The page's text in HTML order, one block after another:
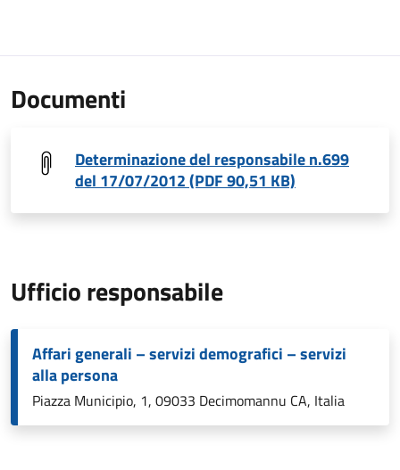
Documenti
Determinazione del responsabile n.699
del 17/07/2012 (PDF 90,51 KB)
Ufficio responsabile
Affari generali – servizi demografici – servizi
alla persona
Piazza Municipio, 1, 09033 Decimomannu CA, Italia